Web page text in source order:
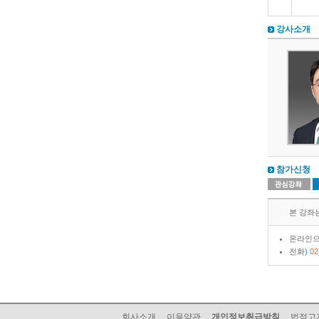
강사소개
참가신청
본 강좌
온라인
전화)
회사소개 이용약관 개인정보취급방침 법적고